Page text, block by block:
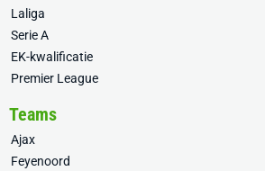
Laliga
Serie A
EK-kwalificatie
Premier League
Teams
Ajax
Feyenoord